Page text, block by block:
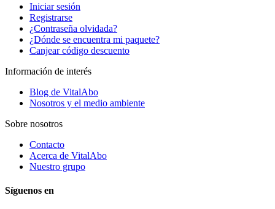
Iniciar sesión
Registrarse
¿Contraseña olvidada?
¿Dónde se encuentra mi paquete?
Canjear código descuento
Información de interés
Blog de VitalAbo
Nosotros y el medio ambiente
Sobre nosotros
Contacto
Acerca de VitalAbo
Nuestro grupo
Síguenos en